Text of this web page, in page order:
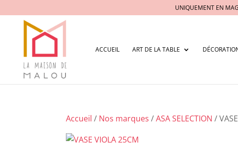
UNIQUEMENT EN
ACCUEIL ART DE LA TABLE
Accueil / Nos marques /ASA SELECTION /